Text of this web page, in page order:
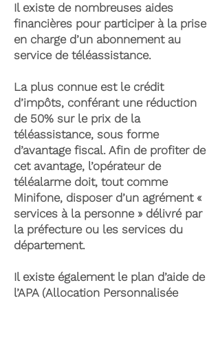
Il existe de nombreuses aides
financières pour participer à la prise
en charge d’un abonnement au
service de téléassistance.
La plus connue est le crédit
d’impôts, conférant une réduction
de 50% sur le prix de la
téléassistance, sous forme
d’avantage fiscal. Afin de profiter de
cet avantage, l’opérateur de
téléalarme doit, tout comme
Minifone, disposer d’un agrément «
services à la personne » délivré par
la préfecture ou les services du
département.
Il existe également le plan d’aide de
l’APA (Allocation Personnalisée